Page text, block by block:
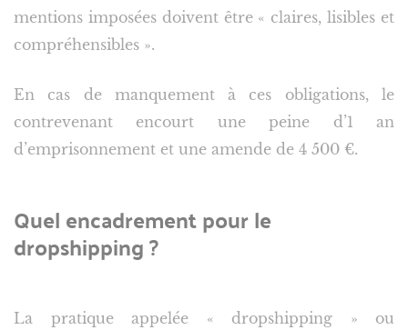
mentions imposées doivent être « claires, lisibles et
compréhensibles ».
En cas de manquement à ces obligations, le
contrevenant encourt une peine d’1 an
d’emprisonnement et une amende de 4 500 €.
Quel encadrement pour le
dropshipping ?
La pratique appelée « dropshipping » ou